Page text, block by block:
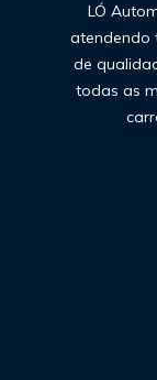
LÓ
atendendo
de
todas as